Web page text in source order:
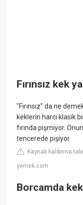
Fırınsız kek
"Fırınsız" da ne
keklerin harcı klasik
fırında pişmiyor.
tencerede pişiyor.
Kaynak kaldırma
yemek.com
Borcamda kek